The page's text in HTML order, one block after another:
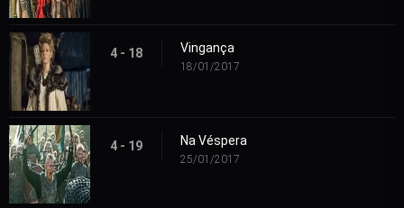
4 - 18 Vingança
18/01/2017
4 - 19 Na Véspera
25/01/2017